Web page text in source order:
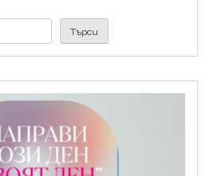
Търси